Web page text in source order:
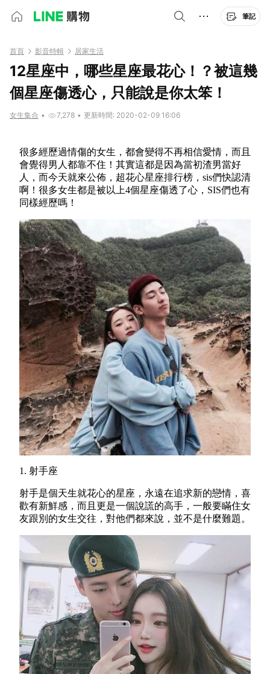
筆記
首頁 影音特輯 居家生活
12星座中，哪些星座最花心！？被這幾
個星座傷透心，只能說是你太笨！
女生集合 • 7,278 • 更新時間: 2020-02-09 16:06
很多經歷過情傷的女生，都會變得不再相信愛情，而且
會覺得男人都靠不住！其實這都是因為當初渣男當好
人，而今天就來公佈，超花心星座排行榜，sis們快認清
啊！很多女生都是被以上4個星座傷透了心，SIS們也有
同樣經歷嗎！
1. 射手座
射手是個天生就花心的星座，永遠在追求新的戀情，喜
歡有新鮮感，而且更是一個說謊的高手，一般要瞞住女
友跟別的女生交往，對他們都來說，並不是什麼難題。